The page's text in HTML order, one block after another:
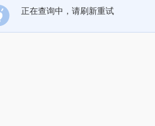
正在查询中，请刷新重试